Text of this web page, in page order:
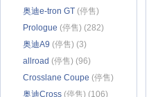
奥迪e-tron GT (停售)
(1368)
Prologue (停售) (282)
奥迪A9 (停售) (3)
allroad (停售) (96)
Crosslane Coupe (停售)
(172)
奥迪Cross (停售) (106)